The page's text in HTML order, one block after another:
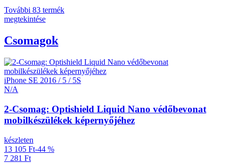
További 83 termék
megtekintése
Csomagok
iPhone SE 2016 / 5 / 5S
N/A
2-Csomag: Optishield Liquid Nano védőbevonat
mobilkészülékek képernyőjéhez
készleten
13 105 Ft-44 %
7 281 Ft